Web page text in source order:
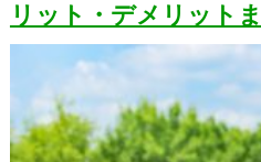
リット・デメリット